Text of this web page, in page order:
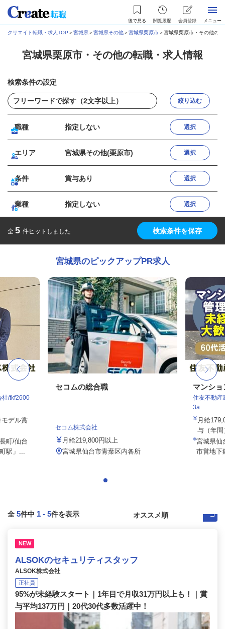
後で見る 閲覧履歴 会員登録 メニュー
クリエイト転職・求人TOP ＞宮城県＞宮城県その他＞宮城県栗原市＞宮城県栗原市・その他の
宮城県栗原市・その他の転職・求人情報
検索条件の設定
絞り込む
職種 指定しない 選択
エリア 宮城県その他(栗原市) 選択
条件 賞与あり 選択
業種 指定しない 選択
全 5 件ヒットしました 検索条件を保存
宮城県のピックアップPR求人
社/tkf2600
デル賞
町/仙台
駅」...
セコムの総合職
セコム株式会社
月給219,800円以上
宮城県仙台市青葉区内各所
マンシ
住友不動産
3a
月給
与（年
宮城県仙
市営地下
全 5件中 1 - 5件を表示
NEW
ALSOKのセキュリティスタッフ
ALSOK株式会社
正社員
95%が未経験スタート｜1年目で月収31万円以上も！｜賞
与平均137万円｜20代30代多数活躍中！